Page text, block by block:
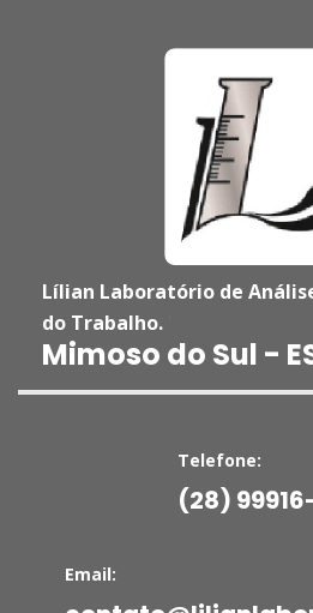
Lílian Laboratório de
do Trabalho.
Mimoso do Sul -
Telefone:
(28)
Email: